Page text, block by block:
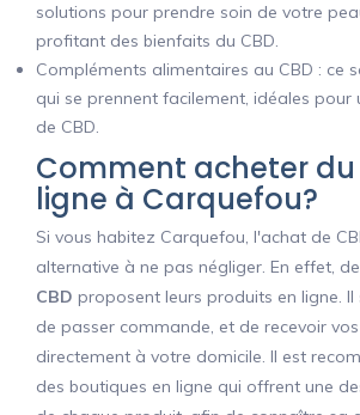
solutions pour prendre soin de votre
profitant des bienfaits du CBD.
Compléments alimentaires au CBD : ce
qui se prennent facilement, idéales pour
de CBD.
Comment acheter du
ligne à Carquefou?
Si vous habitez Carquefou, l'achat de
alternative à ne pas négliger. En effet,
CBD proposent leurs produits en ligne. Il
de passer commande, et de recevoir
directement à votre domicile. Il est
des boutiques en ligne qui offrent une